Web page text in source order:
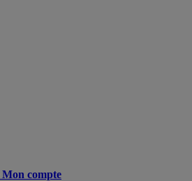
Mon compte